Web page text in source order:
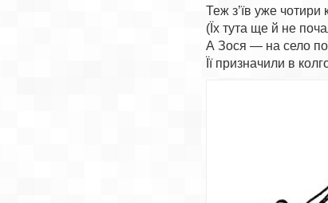
Теж з’їв уже чотири
(Їх тута ще й не
А Зося — на село